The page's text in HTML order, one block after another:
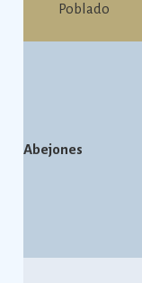
Poblado
Abejones